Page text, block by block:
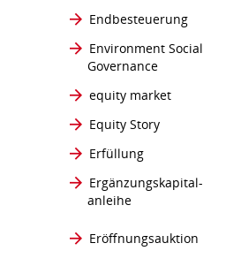
Endbesteuerung
Environment Social
Governance
equity market
Equity Story
Erfüllung
Ergänzungskapital-
anleihe
Eröffnungsauktion